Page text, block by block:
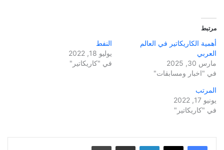
مرتبط
أهمية الكاريكاتير في العالم
العربي
مارس 30, 2025
في "اخبار ومسابقات"
النفط
يوليو 18, 2022
في "كاريكاتير"
المرتب
يونيو 17, 2022
في "كاريكاتير"
لينكدإن مشاركة عبر البريد طباعة